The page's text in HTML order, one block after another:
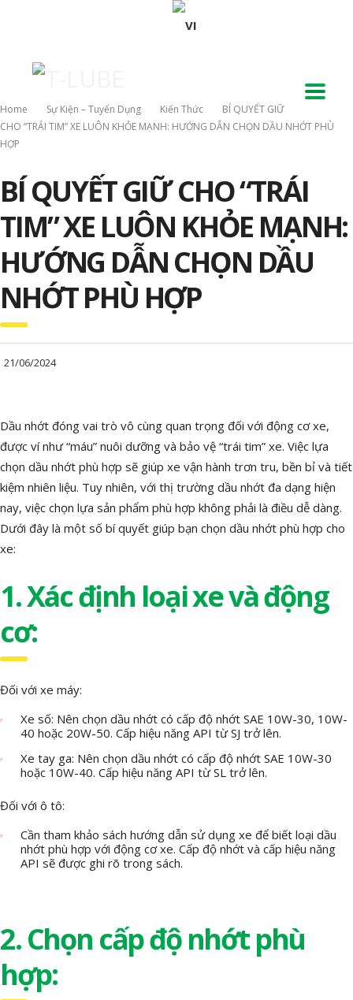
Home Sự Kiện – Tuyển Dụng Kiến Thức
BÍ QUYẾT GIỮ
CHO “TRÁI TIM” XE LUÔN KHỎE MẠNH: HƯỚNG DẪN CHỌN DẦU NHỚT PHÙ
HỢP
BÍ QUYẾT GIỮ CHO “TRÁI
TIM” XE LUÔN KHỎE MẠNH:
HƯỚNG DẪN CHỌN DẦU
NHỚT PHÙ HỢP
21/06/2024
Dầu nhớt đóng vai trò vô cùng quan trọng đối với động cơ xe,
được ví như “máu” nuôi dưỡng và bảo vệ “trái tim” xe. Việc lựa
chọn dầu nhớt phù hợp sẽ giúp xe vận hành trơn tru, bền bỉ và tiết
kiệm nhiên liệu. Tuy nhiên, với thị trường dầu nhớt đa dạng hiện
nay, việc chọn lựa sản phẩm phù hợp không phải là điều dễ dàng.
Dưới đây là một số bí quyết giúp bạn chọn dầu nhớt phù hợp cho
xe:
1. Xác định loại xe và động
cơ:
Đối với xe máy:
Xe số: Nên chọn dầu nhớt có cấp độ nhớt SAE 10W-30, 10W-
40 hoặc 20W-50. Cấp hiệu năng API từ SJ trở lên.
Xe tay ga: Nên chọn dầu nhớt có cấp độ nhớt SAE 10W-30
hoặc 10W-40. Cấp hiệu năng API từ SL trở lên.
Đối với ô tô:
Cần tham khảo sách hướng dẫn sử dụng xe để biết loại dầu
nhớt phù hợp với động cơ xe. Cấp độ nhớt và cấp hiệu năng
API sẽ được ghi rõ trong sách.
2. Chọn cấp độ nhớt phù
hợp: